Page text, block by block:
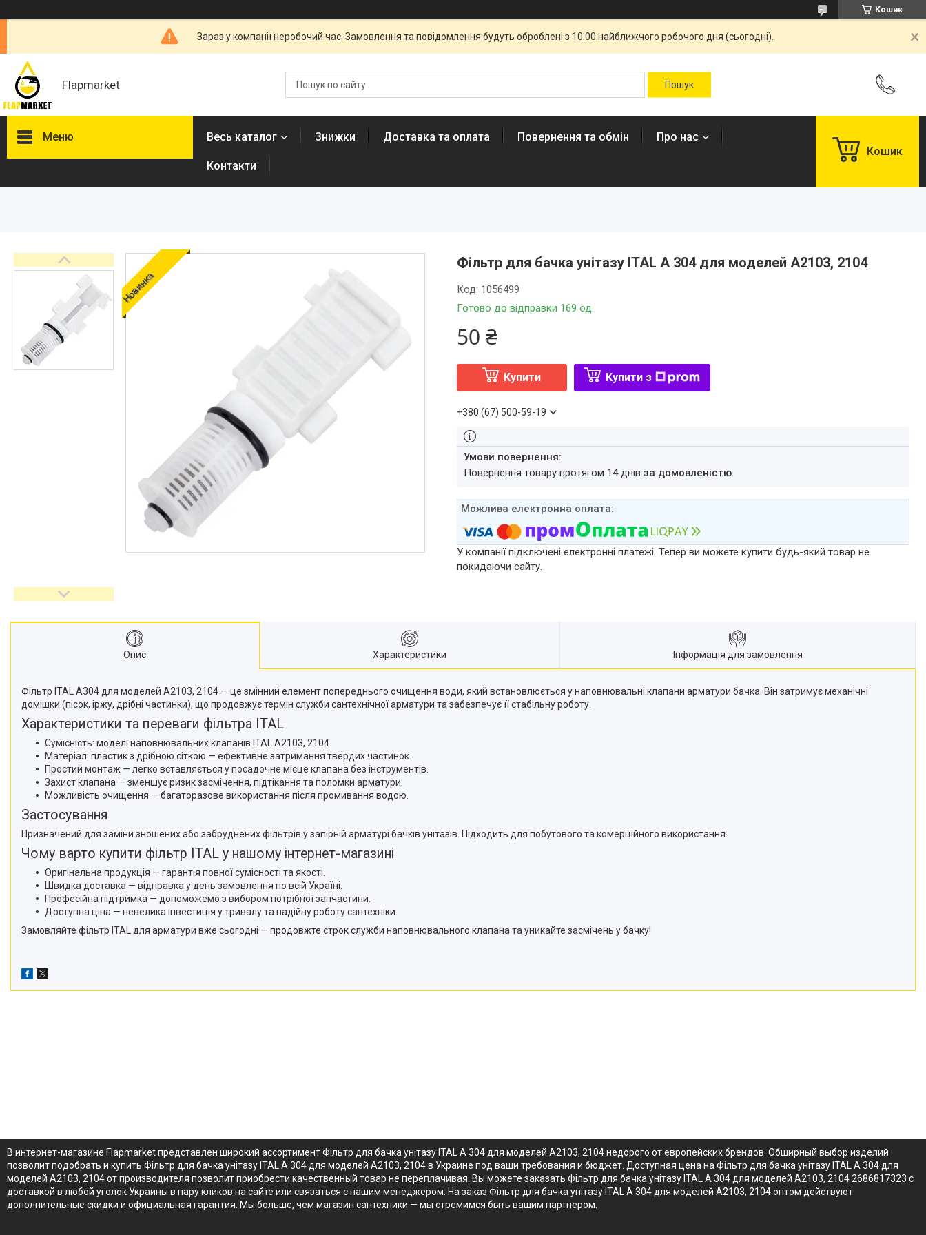
Кошик
Зараз у компанії неробочий час. Замовлення та повідомлення будуть оброблені з 10:00 найближчого робочого дня (сьогодні).
Flapmarket
Меню
Душові трапи, дренажні
Аксесуари для ванної
кімнати
Запчастини та комплектуючі
Гнучкі шланги (підведення)
Пакувальні сантехнічні
Весь каталог Знижки Доставка та оплата Повернення та обмін Про нас
Контакти
Кошик
Новинка
Фільтр для бачка унітазу ITAL А 304 для моделей А2103, 2104
Готово до відправки 169 од.
Код: 1056499
50 ₴
Купити Купити з
+380 (67) 500-59-19
повернення товару протягом 14 днів за домовленістю
У компанії підключені електронні платежі. Тепер ви можете купити будь-який товар не
покидаючи сайту.
Опис Характеристики Інформація для замовлення
Фільтр ITAL A304 для моделей A2103, 2104 — це змінний елемент попереднього очищення води, який встановлюється у наповнювальні клапани арматури бачка. Він затримує механічні
домішки (пісок, іржу, дрібні частинки), що продовжує термін служби сантехнічної арматури та забезпечує її стабільну роботу.
Характеристики та переваги фільтра ITAL
Сумісність: моделі наповнювальних клапанів ITAL A2103, 2104.
Матеріал: пластик з дрібною сіткою — ефективне затримання твердих частинок.
Простий монтаж — легко вставляється у посадочне місце клапана без інструментів.
Захист клапана — зменшує ризик засмічення, підтікання та поломки арматури.
Можливість очищення — багаторазове використання після промивання водою.
Застосування
Призначений для заміни зношених або забруднених фільтрів у запірній арматурі бачків унітазів. Підходить для побутового та комерційного використання.
Чому варто купити фільтр ITAL у нашому інтернет-магазині
Оригінальна продукція — гарантія повної сумісності та якості.
Швидка доставка — відправка у день замовлення по всій Україні.
Професійна підтримка — допоможемо з вибором потрібної запчастини.
Доступна ціна — невелика інвестиція у тривалу та надійну роботу сантехніки.
Замовляйте фільтр ITAL для арматури вже сьогодні — продовжте строк служби наповнювального клапана та уникайте засмічень у бачку!
В интернет-магазине Flapmarket представлен широкий ассортимент Фільтр для бачка унітазу ITAL А 304 для моделей А2103, 2104 недорого от европейских брендов. Обширный выбор изделий
позволит подобрать и купить Фільтр для бачка унітазу ITAL А 304 для моделей А2103, 2104 в Украине под ваши требования и бюджет. Доступная цена на Фільтр для бачка унітазу ITAL А 304 для
моделей А2103, 2104 от производителя позволит приобрести качественный товар не переплачивая. Вы можете заказать Фільтр для бачка унітазу ITAL А 304 для моделей А2103, 2104 2686817323 с
доставкой в любой уголок Украины в пару кликов на сайте или связаться с нашим менеджером. На заказ Фільтр для бачка унітазу ITAL А 304 для моделей А2103, 2104 оптом действуют
дополнительные скидки и официальная гарантия. Мы больше, чем магазин сантехники — мы стремимся быть вашим партнером.